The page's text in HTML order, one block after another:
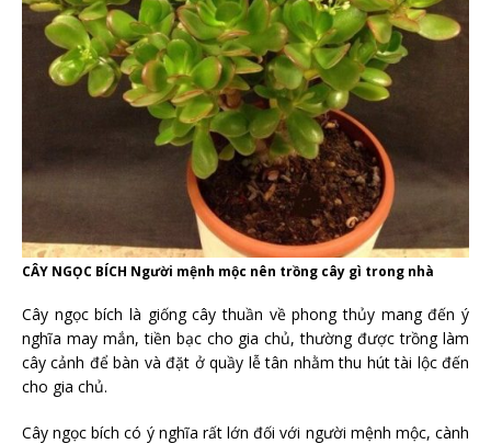
CÂY NGỌC BÍCH Người mệnh mộc nên trồng cây gì trong nhà
Cây ngọc bích là giống cây thuần về phong thủy mang đến ý
nghĩa may mắn, tiền bạc cho gia chủ, thường được trồng làm
cây cảnh để bàn và đặt ở quầy lễ tân nhằm thu hút tài lộc đến
cho gia chủ.
Cây ngọc bích có ý nghĩa rất lớn đối với người mệnh mộc, cành